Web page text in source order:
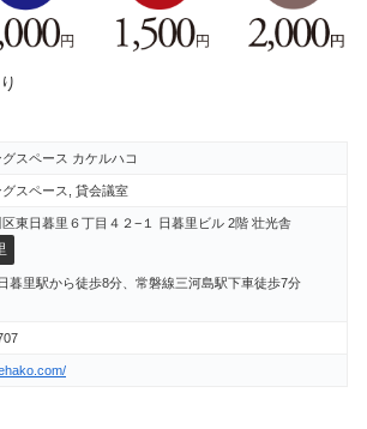
スペース カケルハコ
グスペース, 貸会議室
東日暮里６丁目４２−１ 日暮里ビル 2階 壮光舎
暮里駅から徒歩8分、常磐線三河島駅下車徒歩7分